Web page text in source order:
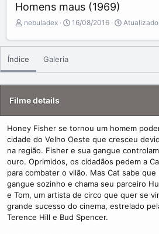
Homens maus (1969)
A
d
d
b
y
nebuladex
C
e
e
d
e
16/08/2016 Atualizado
Índice Galeria
Filme details
Honey Fisher se tornou um homem
cidade do Velho Oeste que cresceu
na região. Fisher e sua gangue
ouro. Oprimidos, os cidadãos pedem a
para combater o vilão. Mas Cat sabe
gangue sozinho e chama seu parceiro
e Tom, um artista de circo que quer se
grande sucesso do cinema, estrelado
Terence Hill e Bud Spencer.